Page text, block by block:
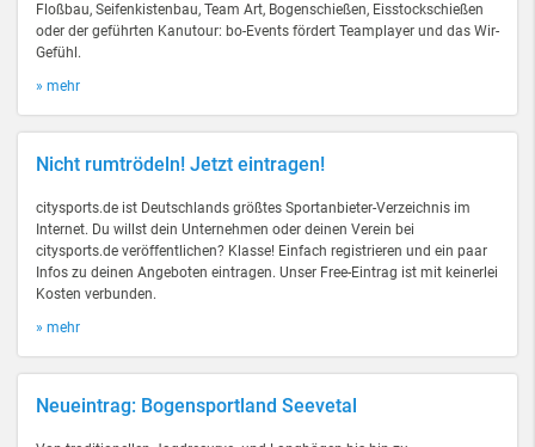
Floßbau, Seifenkistenbau, Team Art, Bogenschießen, Eisstockschießen
oder der geführten Kanutour: bo-Events fördert Teamplayer und das Wir-
Gefühl.
» mehr
Nicht rumtrödeln! Jetzt eintragen!
citysports.de ist Deutschlands größtes Sportanbieter-Verzeichnis im
Internet. Du willst dein Unternehmen oder deinen Verein bei
citysports.de veröffentlichen? Klasse! Einfach registrieren und ein paar
Infos zu deinen Angeboten eintragen. Unser Free-Eintrag ist mit keinerlei
Kosten verbunden.
» mehr
Neueintrag: Bogensportland Seevetal